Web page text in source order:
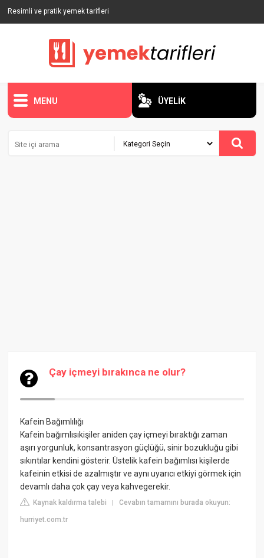
Resimli ve pratik yemek tarifleri
MENU ÜYELİK
Çay içmeyi bırakınca ne olur?
Kafein Bağımlılığı
Kafein bağımlısıkişiler aniden çay içmeyi bıraktığı zaman
aşırı yorgunluk, konsantrasyon güçlüğü, sinir bozukluğu gibi
sıkıntılar kendini gösterir. Üstelik kafein bağımlısı kişilerde
kafeinin etkisi de azalmıştır ve aynı uyarıcı etkiyi görmek için
devamlı daha çok çay veya kahvegerekir.
Kaynak kaldırma talebi |Cevabın tamamını burada okuyun:
hurriyet.com.tr